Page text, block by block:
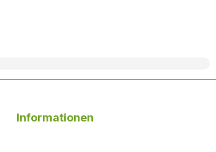
Informationen